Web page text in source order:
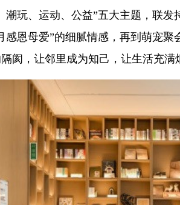
潮玩、运动、公益”五大主题，联
感恩母爱”的细腻情感，再到萌宠
阂，让邻里成为知己，让生活充满